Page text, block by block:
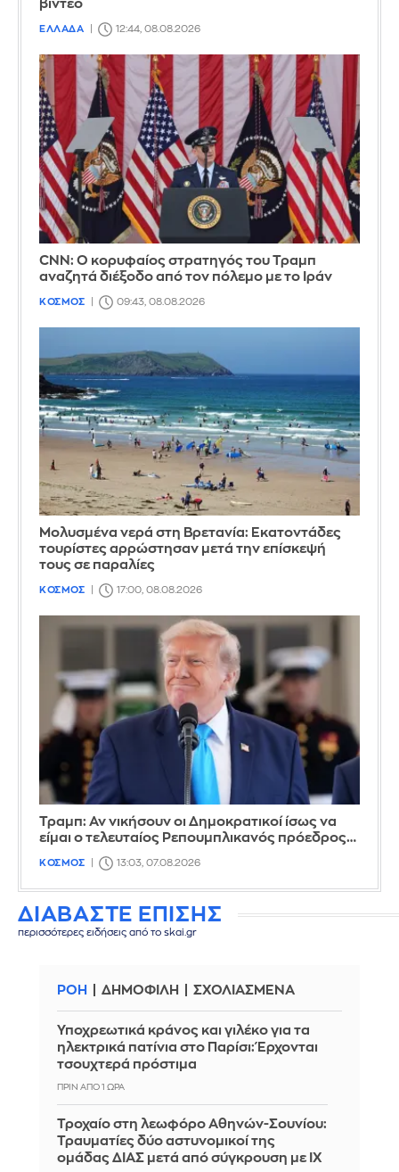
βίντεο
ΕΛΛΑΔΑ 12:44, 08.08.2026
CNN: Ο κορυφαίος στρατηγός του Τραμπ
αναζητά διέξοδο από τον πόλεμο με το Ιράν
ΚΟΣΜΟΣ 09:43, 08.08.2026
Μολυσμένα νερά στη Βρετανία: Εκατοντάδες
τουρίστες αρρώστησαν μετά την επίσκεψή
τους σε παραλίες
ΚΟΣΜΟΣ 17:00, 08.08.2026
Τραμπ: Αν νικήσουν οι Δημοκρατικοί ίσως να
είμαι ο τελευταίος Ρεπουμπλικανός πρόεδρος…
ΚΟΣΜΟΣ 13:03, 07.08.2026
ΔΙΑΒΑΣΤΕ ΕΠΙΣΗΣ
περισσότερες ειδήσεις από το skai.gr
ΡΟΗ ΔΗΜΟΦΙΛΗ ΣΧΟΛΙΑΣΜΕΝΑ
Υποχρεωτικά κράνος και γιλέκο για τα
ηλεκτρικά πατίνια στο Παρίσι: Έρχονται
τσουχτερά πρόστιμα
ΠΡΙΝ ΑΠΌ 1 ΏΡΑ
Τροχαίο στη λεωφόρο Αθηνών-Σουνίου:
Τραυματίες δύο αστυνομικοί της
ομάδας ΔΙΑΣ μετά από σύγκρουση με ΙΧ